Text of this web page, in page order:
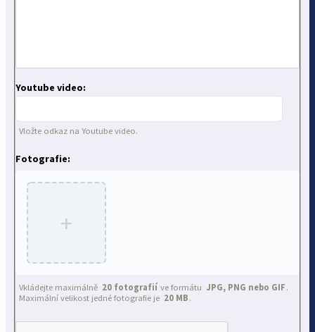
Youtube video:
Vložte odkaz na Youtube video.
Fotografie:
+
Vkládejte maximálně 20 fotografií ve formátu JPG, PNG nebo GIF .
Maximální velikost jedné fotografie je 20 MB .